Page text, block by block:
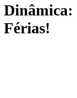
Dinâmica:
Férias!